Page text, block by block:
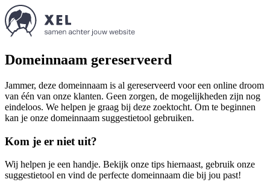
Domeinnaam gereserveerd
Jammer, deze domeinnaam is al gereserveerd voor een online droom
van één van onze klanten. Geen zorgen, de mogelijkheden zijn nog
eindeloos. We helpen je graag bij deze zoektocht. Om te beginnen
kan je onze domeinnaam suggestietool gebruiken.
Kom je er niet uit?
Wij helpen je een handje. Bekijk onze tips hiernaast, gebruik onze
suggestietool en vind de perfecte domeinnaam die bij jou past!